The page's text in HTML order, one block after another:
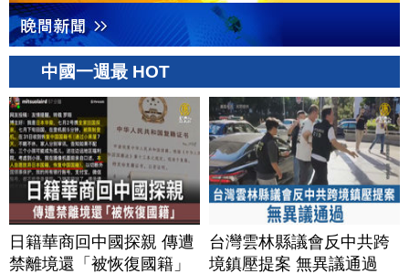
中國一週最 HOT
日籍華商回中國探親 傳遭
禁離境還「被恢復國籍」
台灣雲林縣議會反中共跨
境鎮壓提案 無異議通過